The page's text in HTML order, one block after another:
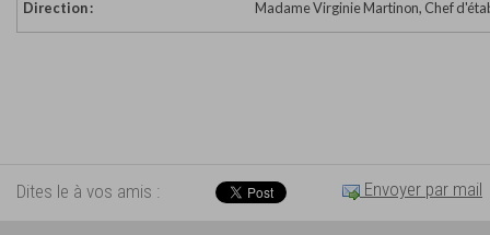
Direction : Madame Virginie Martinon, Chef
Dites le à vos amis : Envoyer par mail